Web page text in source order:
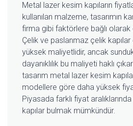
Metal lazer kesim kapıların
kullanılan malzeme, tasarımın
firma gibi faktörlere bağlı
Çelik ve paslanmaz çelik
yüksek maliyetlidir, ancak
dayanıklılık bu maliyeti haklı
tasarım metal lazer kesim
modellere göre daha yüksek
Piyasada farklı fiyat
kapılar bulmak mümkündür.